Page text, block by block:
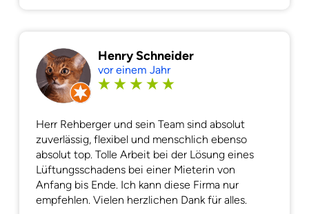
Henry Schneider
vor einem Jahr
Herr Rehberger und sein Team sind absolut
zuverlässig, flexibel und menschlich ebenso
absolut top. Tolle Arbeit bei der Lösung eines
Lüftungsschadens bei einer Mieterin von
Anfang bis Ende. Ich kann diese Firma nur
empfehlen. Vielen herzlichen Dank für alles.